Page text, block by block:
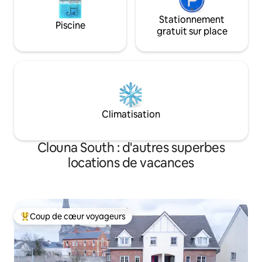
Piscine
Stationnement
gratuit sur place
Climatisation
Clouna South : d'autres superbes
locations de vacances
Coups de cœur voyageurs les plus appréciés
Coup de cœur voyageurs